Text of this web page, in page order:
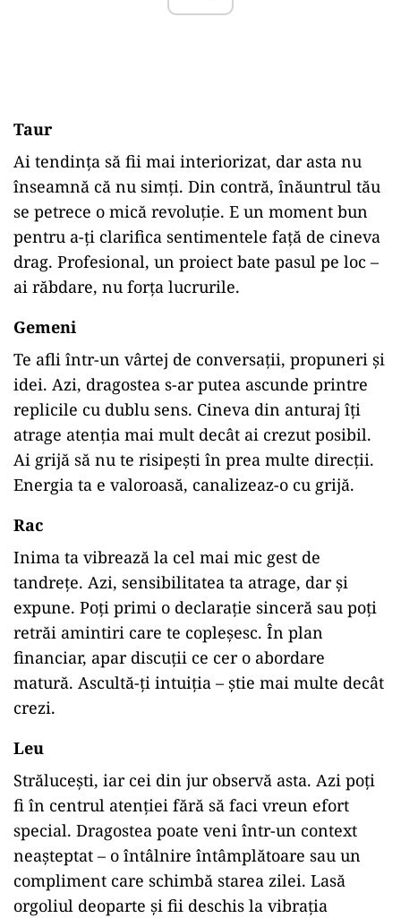
Taur
Ai tendința să fii mai interiorizat, dar asta nu
înseamnă că nu simți. Din contră, înăuntrul tău
se petrece o mică revoluție. E un moment bun
pentru a-ți clarifica sentimentele față de cineva
drag. Profesional, un proiect bate pasul pe loc –
ai răbdare, nu forța lucrurile.
Gemeni
Te afli într-un vârtej de conversații, propuneri și
idei. Azi, dragostea s-ar putea ascunde printre
replicile cu dublu sens. Cineva din anturaj îți
atrage atenția mai mult decât ai crezut posibil.
Ai grijă să nu te risipești în prea multe direcții.
Energia ta e valoroasă, canalizeaz-o cu grijă.
Rac
Inima ta vibrează la cel mai mic gest de
tandrețe. Azi, sensibilitatea ta atrage, dar și
expune. Poți primi o declarație sinceră sau poți
retrăi amintiri care te copleșesc. În plan
financiar, apar discuții ce cer o abordare
matură. Ascultă-ți intuiția – știe mai multe decât
crezi.
Leu
Strălucești, iar cei din jur observă asta. Azi poți
fi în centrul atenției fără să faci vreun efort
special. Dragostea poate veni într-un context
neașteptat – o întâlnire întâmplătoare sau un
compliment care schimbă starea zilei. Lasă
orgoliul deoparte și fii deschis la vibrația